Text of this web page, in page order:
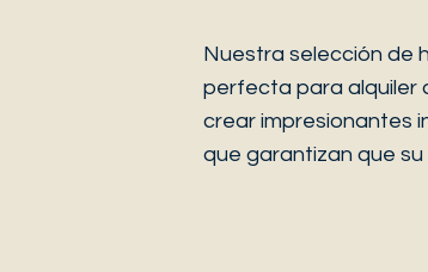
Nuestra selección de
perfecta para alquiler
crear impresionantes
que garantizan que